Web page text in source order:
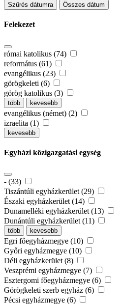
Szűrés dátumra Összes dátum
Felekezet
római katolikus (74)
református (61)
evangélikus (23)
görögkeleti (6)
görög katolikus (3)
több kevesebb
evangélikus (német) (2)
izraelita (1)
kevesebb
Egyházi közigazgatási egység
- (33)
Tiszántúli egyházkerület (29)
Északi egyházkerület (14)
Dunamelléki egyházkerület (13)
Dunántúli egyházkerület (11)
több kevesebb
Egri főegyházmegye (10)
Győri egyházmegye (10)
Déli egyházkerület (8)
Veszprémi egyházmegye (7)
Esztergomi főegyházmegye (6)
Görögkeleti szerb egyház (6)
Pécsi egyházmegye (6)